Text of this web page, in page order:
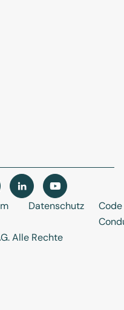
. Alle Rechte
Datenschutz
 